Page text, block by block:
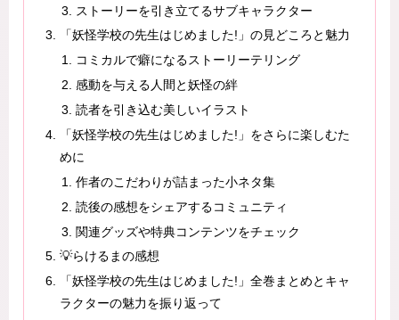
ストーリーを引き立てるサブキャラクター
「妖怪学校の先生はじめました!」の見どころと魅力
コミカルで癖になるストーリーテリング
感動を与える人間と妖怪の絆
読者を引き込む美しいイラスト
「妖怪学校の先生はじめました!」をさらに楽しむた
めに
作者のこだわりが詰まった小ネタ集
読後の感想をシェアするコミュニティ
関連グッズや特典コンテンツをチェック
💡らけるまの感想
「妖怪学校の先生はじめました!」全巻まとめとキャ
ラクターの魅力を振り返って